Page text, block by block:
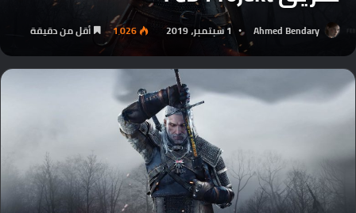
Ahmed Bendary 1 سبتمبر، 2019 1٬026 أقل من دقيقة